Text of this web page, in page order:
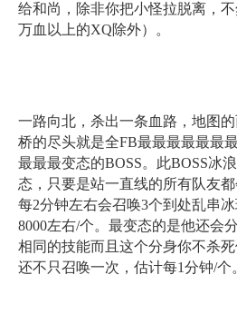
给和尚，除非你把小怪拉脱离，
万血以上的XQ除外）。
一路向北，杀出一条血路，地图
桥的尽头就是全FB最最最最最最
最最最变态的BOSS。此BOSS冰
态，只要是站一直线的所有队友
每2分钟左右会召唤3个到处乱串
8000左右/个。最变态的是他还会
相同的技能而且这个分身你不杀
还不只召唤一次，估计每1分钟/个